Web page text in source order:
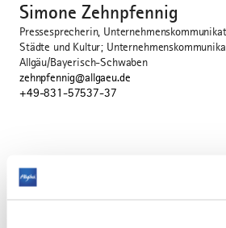
Simone Zehnpfennig
Pressesprecherin,
Städte und Kultur;
Allgäu/Bayerisch-Schwaben
zehnpfennig@allgaeu.de
+49-831-57537-37